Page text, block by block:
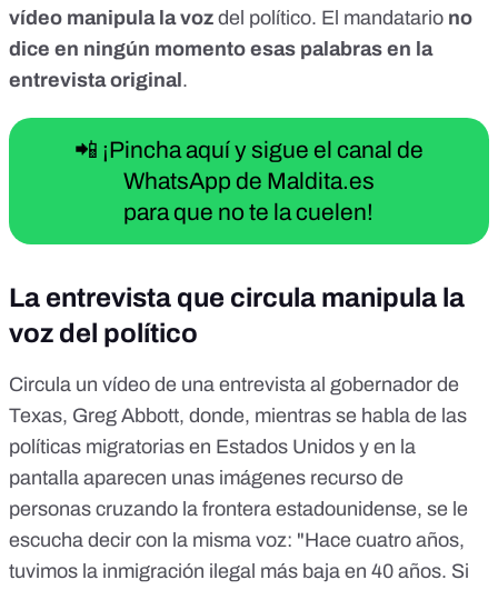
vídeo manipula la voz del político. El mandatario no
dice en ningún momento esas palabras en la
entrevista original .
📲 ¡Pincha aquí y sigue el canal de
WhatsApp de Maldita.es
para que no te la cuelen!
La entrevista que circula manipula la
voz del político
Circula un vídeo de una entrevista al gobernador de
Texas, Greg Abbott, donde, mientras se habla de las
políticas migratorias en Estados Unidos y en la
pantalla aparecen unas imágenes recurso de
personas cruzando la frontera estadounidense, se le
escucha decir con la misma voz: "Hace cuatro años,
tuvimos la inmigración ilegal más baja en 40 años. Si